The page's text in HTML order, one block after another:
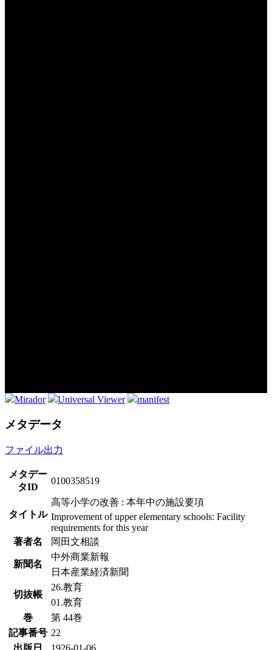
Mirador Universal Viewer manifest
メタデータ
ファイル出力
メタデー
タID
0100358519
タイトル
高等小学の改善 : 本年中の施設要項
Improvement of upper elementary schools: Facility
requirements for this year
著者名
岡田文相談
新聞名
中外商業新報
日本産業経済新聞
切抜帳
26.教育
01.教育
巻
第 44巻
記事番号 22
出版日
1926-01-06